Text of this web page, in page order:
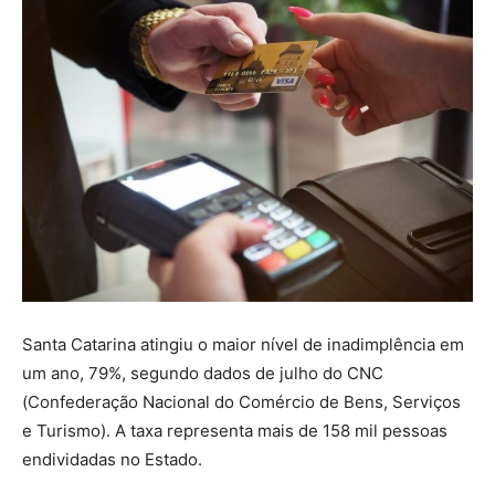
Santa Catarina atingiu o maior nível de inadimplência em
um ano, 79%, segundo dados de julho do CNC
(Confederação Nacional do Comércio de Bens, Serviços
e Turismo). A taxa representa mais de 158 mil pessoas
endividadas no Estado.